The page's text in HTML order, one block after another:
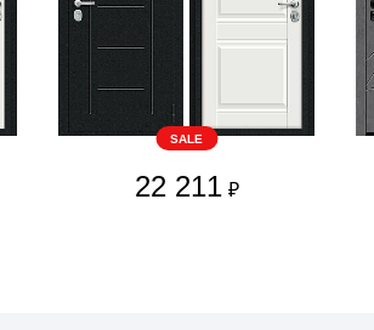
SALE
22 211 ₽